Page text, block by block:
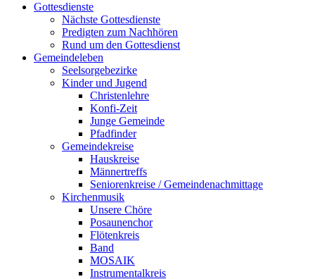
Gottesdienste
Nächste Gottesdienste
Predigten zum Nachhören
Rund um den Gottesdienst
Gemeindeleben
Seelsorgebezirke
Kinder und Jugend
Christenlehre
Konfi-Zeit
Junge Gemeinde
Pfadfinder
Gemeindekreise
Hauskreise
Männertreffs
Seniorenkreise / Gemeindenachmittage
Kirchenmusik
Unsere Chöre
Posaunenchor
Flötenkreis
Band
MOSAIK
Instrumentalkreis